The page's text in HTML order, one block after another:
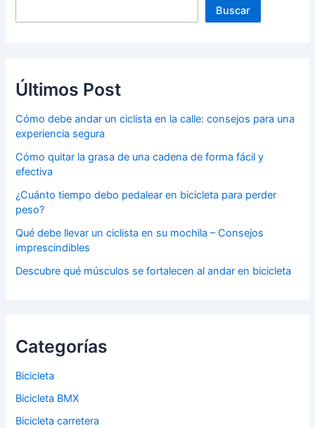
Buscar
Últimos Post
Cómo debe andar un ciclista en la calle: consejos para una
experiencia segura
Cómo quitar la grasa de una cadena de forma fácil y
efectiva
¿Cuánto tiempo debo pedalear en bicicleta para perder
peso?
Qué debe llevar un ciclista en su mochila – Consejos
imprescindibles
Descubre qué músculos se fortalecen al andar en bicicleta
Categorías
Bicicleta
Bicicleta BMX
Bicicleta carretera